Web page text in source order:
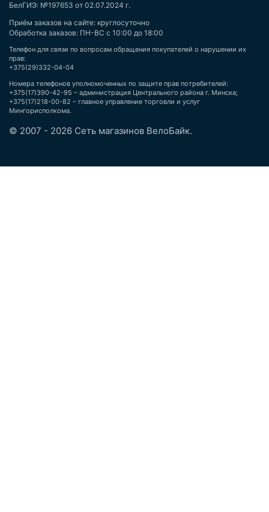
БелГИЭ: №197653 от 02.07.2024 г.
Приём заказов на сайте: круглосуточно
Обработка заказов: ПН-ВС с 10:00 до 18:00
Телефон для связи по вопросам обращения покупателей о нарушении их
прав:
+375(29)332-04-04
Номера телефонов уполномоченных по защите прав потребителей:
+375(17)390-42-95 – администрация Центрального района г. Минска;
+375(17)218-00-82 – главное управление торговли и услуг
Мингорисполкома.
© 2007 - 2026 Сеть магазинов ВелоБайк.